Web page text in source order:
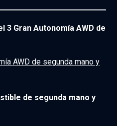
3 Gran Autonomía AWD de
AWD de segunda mano y
de segunda mano y